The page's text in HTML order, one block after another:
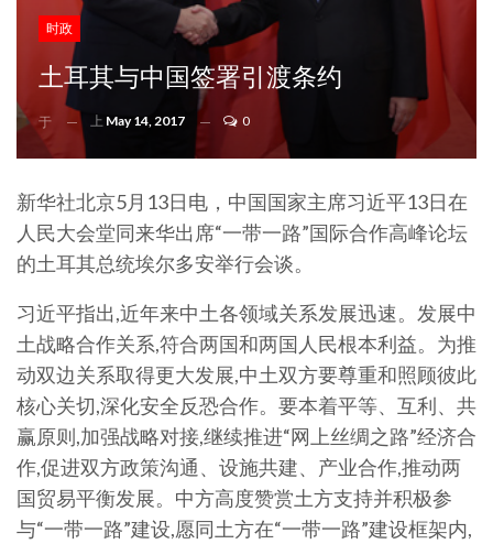
时政
土耳其与中国签署引渡条约
于 上 May 14, 2017 0
新华社北京5月13日电，中国国家主席习近平13日在
人民大会堂同来华出席“一带一路”国际合作高峰论坛
的土耳其总统埃尔多安举行会谈。
习近平指出,近年来中土各领域关系发展迅速。发展中
土战略合作关系,符合两国和两国人民根本利益。为推
动双边关系取得更大发展,中土双方要尊重和照顾彼此
核心关切,深化安全反恐合作。要本着平等、互利、共
赢原则,加强战略对接,继续推进“网上丝绸之路”经济合
作,促进双方政策沟通、设施共建、产业合作,推动两
国贸易平衡发展。中方高度赞赏土方支持并积极参
与“一带一路”建设,愿同土方在“一带一路”建设框架内,